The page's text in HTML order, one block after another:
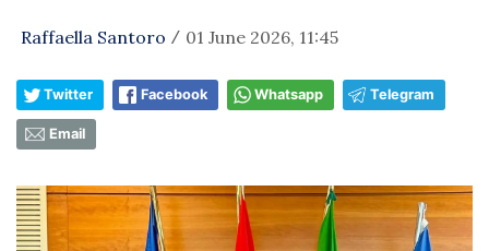
Raffaella Santoro / 01 June 2026, 11:45
Twitter Facebook Whatsapp Telegram
Email